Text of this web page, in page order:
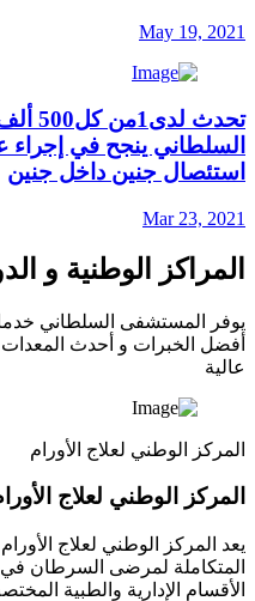
May 19, 2021
السلطاني ينجح في إجراء
استئصال جنين داخل جنين
Mar 23, 2021
المراكز الوطنية و
يوفر المستشفى السلطاني
أفضل الخبرات و أحدث
عالية
المركز الوطني لعلاج الأورام
المركز الوطني لعلاج
يعد المركز الوطني لعلاج
المتكاملة لمرضى السرطان
الأقسام الإدارية والطبية